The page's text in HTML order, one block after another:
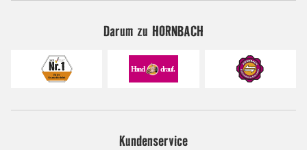
Darum zu HORNBACH
Kundenservice